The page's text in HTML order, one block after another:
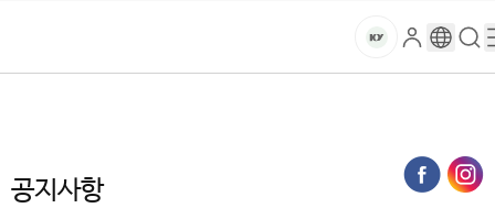
건
대
마
로
그
구
글
검
색
메공지사항